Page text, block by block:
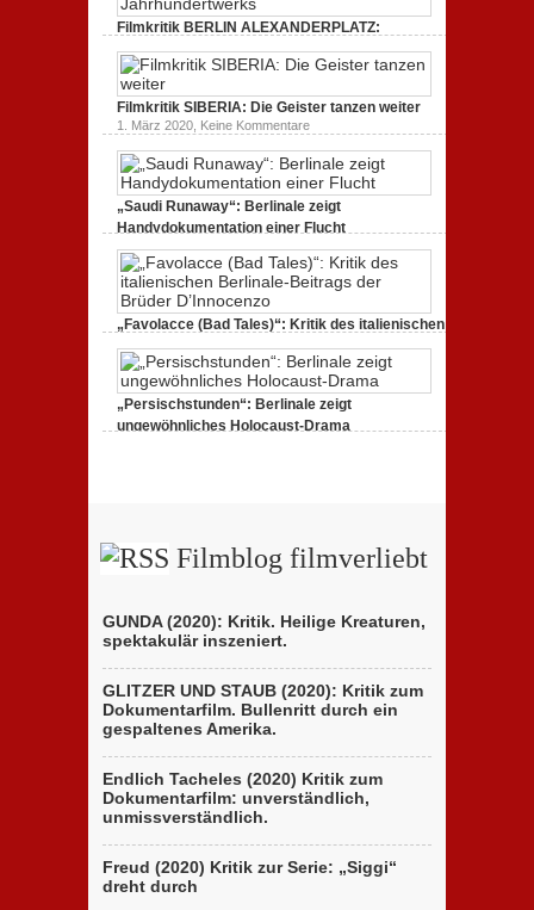
dreht
durch
Filmkritik BERLIN ALEXANDERPLATZ:
Neuauflage eines Jahrhundertwerks
1. März 2020,Keine Kommentarezu
BERLIN
ALEXANDERPLATZ:
Neuauflage
eines
Jahrhundertwerks
Filmkritik SIBERIA: Die Geister tanzen weiter
1. März 2020, Keine Kommentarezu
Filmkritik
SIBERIA:
Die
Geister
tanzen
weiter
„Saudi Runaway“: Berlinale zeigt
Handydokumentation einer Flucht
„Saudi
Runaway“:
Berlinale
Handydokumentation
einer
„Favolacce (Bad Tales)“: Kritik des italienischen
Berlinale-Beitrags der Brüder D’Innocenzo
25. Februar 2020,Keine Kommentarezu
„Favolacce
(Bad
Tales)“:
Kritik
des
„Persischstunden“: Berlinale zeigt
ungewöhnliches Holocaust-Drama
Filmblog filmverliebt
GUNDA (2020): Kritik. Heilige Kreaturen,
spektakulär inszeniert.
GLITZER UND STAUB (2020): Kritik zum
Dokumentarfilm. Bullenritt durch ein
gespaltenes Amerika.
Endlich Tacheles (2020) Kritik zum
Dokumentarfilm: unverständlich,
unmissverständlich.
Freud (2020) Kritik zur Serie: „Siggi“
dreht durch